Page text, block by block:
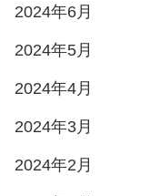
2024年6月
2024年5月
2024年4月
2024年3月
2024年2月